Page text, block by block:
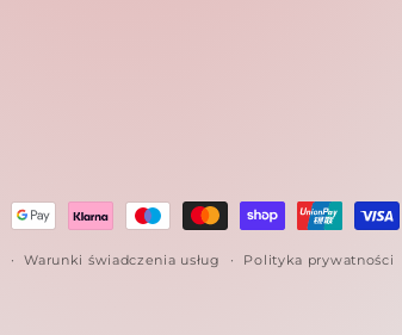
Warunki świadczenia usług Polityka prywatności